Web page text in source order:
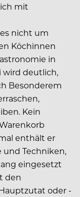
mit
nicht um
Köchinnen
in
wird deutlich,
Besonderem
Kein
enthält er
Techniken,
eingesetzt
den
oder -